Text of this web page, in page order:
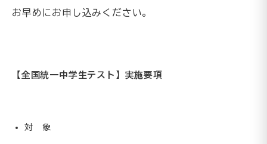
お早めにお申し込みください。
【全国統一中学生テスト】実施要項
対 象